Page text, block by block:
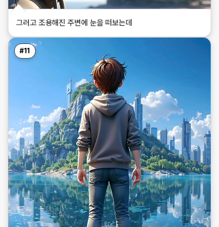
그러고 조용해진 주변에 눈을 떠보는데
#11